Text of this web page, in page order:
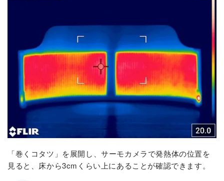
「巻くコタツ」を展開し、サーモカメラで発熱体の位置を
見ると、床から3cmくらい上にあることが確認できます。